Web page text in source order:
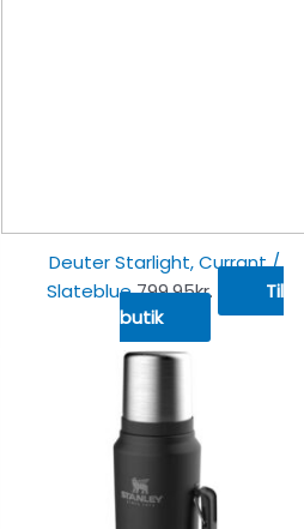
Deuter Starlight, Currant /
Slateblue799.95kr.
Til
butik